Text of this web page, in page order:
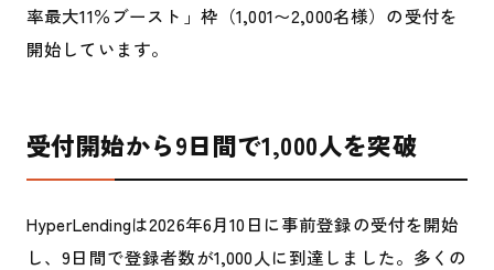
率最大11％ブースト」枠（1,001〜2,000名様）の受付を
開始しています。
受付開始から9日間で1,000人を突破
HyperLendingは2026年6月10日に事前登録の受付を開始
し、9日間で登録者数が1,000人に到達しました。多くの